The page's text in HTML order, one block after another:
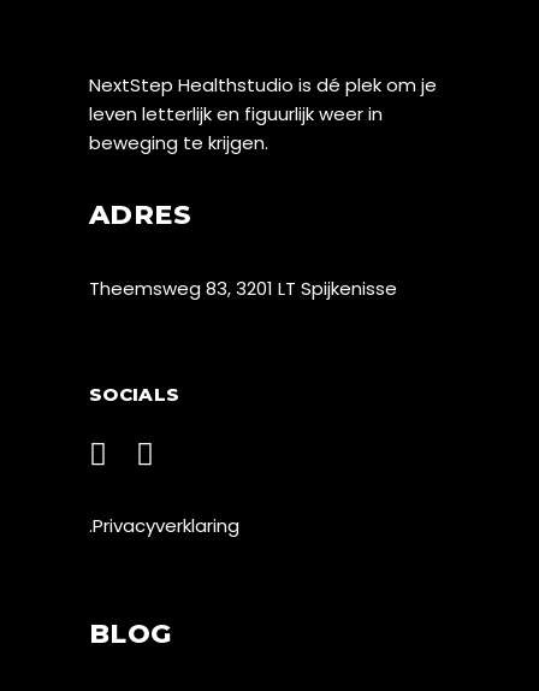
NextStep Healthstudio is dé plek om je
leven letterlijk en figuurlijk weer in
beweging te krijgen.
ADRES
Theemsweg 83, 3201 LT Spijkenisse
SOCIALS
.Privacyverklaring
BLOG